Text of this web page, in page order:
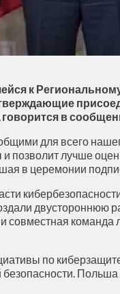
к
в
для всего
позволит лучше
в церемонии
совместная
по
Польша